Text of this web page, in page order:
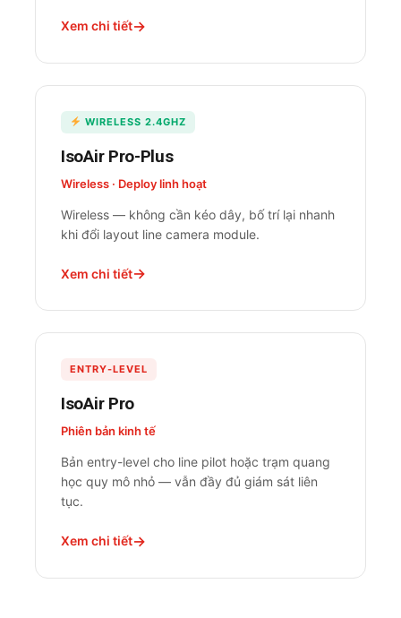
Xem chi tiết
WIRELESS 2.4GHZ
IsoAir Pro-Plus
Wireless · Deploy linh hoạt
Wireless — không cần kéo dây, bố trí lại nhanh
khi đổi layout line camera module.
Xem chi tiết
ENTRY-LEVEL
IsoAir Pro
Phiên bản kinh tế
Bản entry-level cho line pilot hoặc trạm quang
học quy mô nhỏ — vẫn đầy đủ giám sát liên
tục.
Xem chi tiết